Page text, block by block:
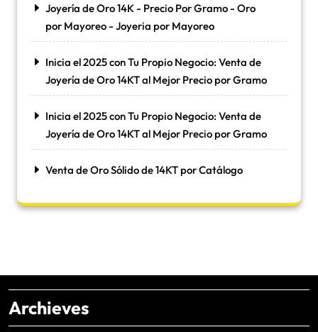
Joyería de Oro 14K - Precio Por Gramo - Oro
por Mayoreo - Joyeria por Mayoreo
Inicia el 2025 con Tu Propio Negocio: Venta de
Joyería de Oro 14KT al Mejor Precio por Gramo
Inicia el 2025 con Tu Propio Negocio: Venta de
Joyería de Oro 14KT al Mejor Precio por Gramo
Venta de Oro Sólido de 14KT por Catálogo
Archieves